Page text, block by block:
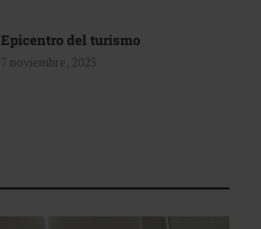
Epicentro del turismo
7 noviembre, 2025